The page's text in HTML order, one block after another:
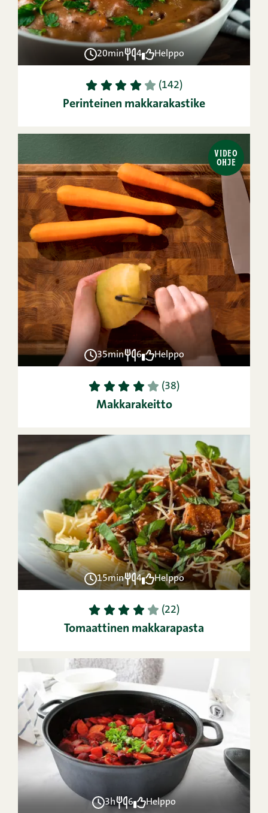
20min 4 Helppo
1 2 3 4 5 (142)
Perinteinen makkarakastike
VIDEO
OHJE
35min 6 Helppo
1 2 3 4 5 (38)
Makkarakeitto
15min 4 Helppo
1 2 3 4 5 (22)
Tomaattinen makkarapasta
3h 6 Helppo